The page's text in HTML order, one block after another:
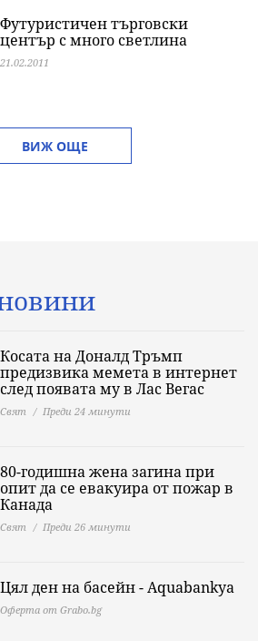
Футуристичен търговски
център с много светлина
21.02.2011
ВИЖ ОЩЕ
Косата на Доналд Тръмп
предизвика мемета в интернет
след появата му в Лас Вегас
Свят Преди 24 минути
80-годишна жена загина при
опит да се евакуира от пожар в
Канада
Свят Преди 26 минути
Цял ден на басейн - Aquabankya
Оферта от Grabo.bg